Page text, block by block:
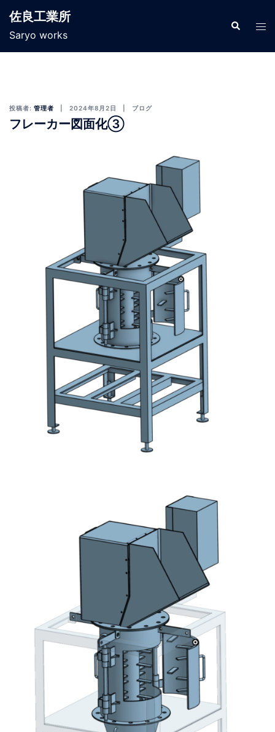
佐良工業所
Saryo works
投稿者: 管理者 2024年8月2日 ブログ
フレーカー図面化③